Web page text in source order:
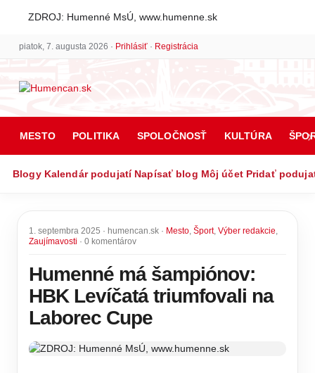
ZDROJ: Humenné MsÚ, www.humenne.sk
piatok, 7. augusta 2026 · Prihlásiť· Registrácia
MESTO POLITIKA SPOLOČNOSŤ KULTÚRA
Blogy Kalendár podujatí Napísať blog Môj účet Pridať
1. septembra 2025 · humencan.sk · Mesto, Šport, Výber redakcie,
Zaujímavosti · 0 komentárov
Humenné má šampiónov:
HBK Levíčatá triumfovali na
Laborec Cupe